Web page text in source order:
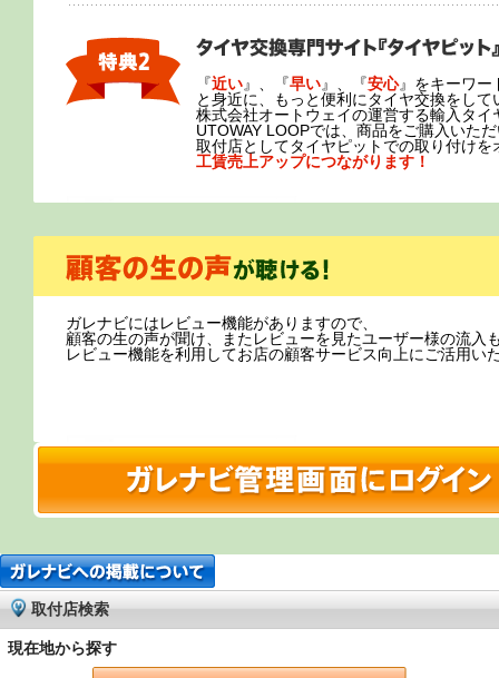
『近い』、『早い』、『安心』をキーワー
と身近に、もっと便利にタイヤ交換をし
株式会社オートウェイの運営する輸入タ
UTOWAY LOOPでは、商品をご購入いた
取付店としてタイヤピットでの取り付け
工賃売上アップにつながります！
ガレナビにはレビュー機能がありますので、
顧客の生の声が聞け、またレビューを見たユーザー様の流入
レビュー機能を利用してお店の顧客サービス向上にご活用い
取付店検索
現在地から探す